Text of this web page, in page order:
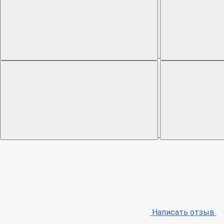
Написать отзыв